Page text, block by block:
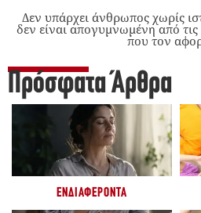
Δεν υπάρχει άνθρωπος χωρίς
δεν είναι απογυμνωμένη από
που τον
Πρόσφατα Άρθρα
ΕΝΔΙΑΦΈΡΟΝΤΑ